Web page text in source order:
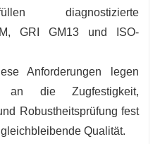
diagnostizierte
GRI GM13 und ISO-
Anforderungen legen
an die Zugfestigkeit,
Robustheitsprüfung fest
Qualität.